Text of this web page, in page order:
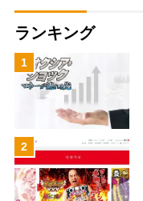
ランキング
1
2